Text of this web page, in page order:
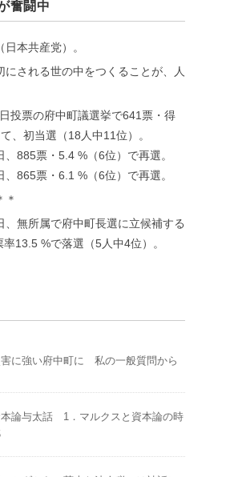
奮闘中
本共産党）。
にされる世の中をつくることが、人
投票の府中町議選挙で641票・得
、初当選（18人中11位）。
885票・5.4 %（6位）で再選。
865票・6.1 %（6位）で再選。
＊
無所属で府中町長選に立候補する
13.5 %で落選（5人中4位）。
害に強い府中町に 私の一般質問から
本論与太話 1．マルクスと資本論の時